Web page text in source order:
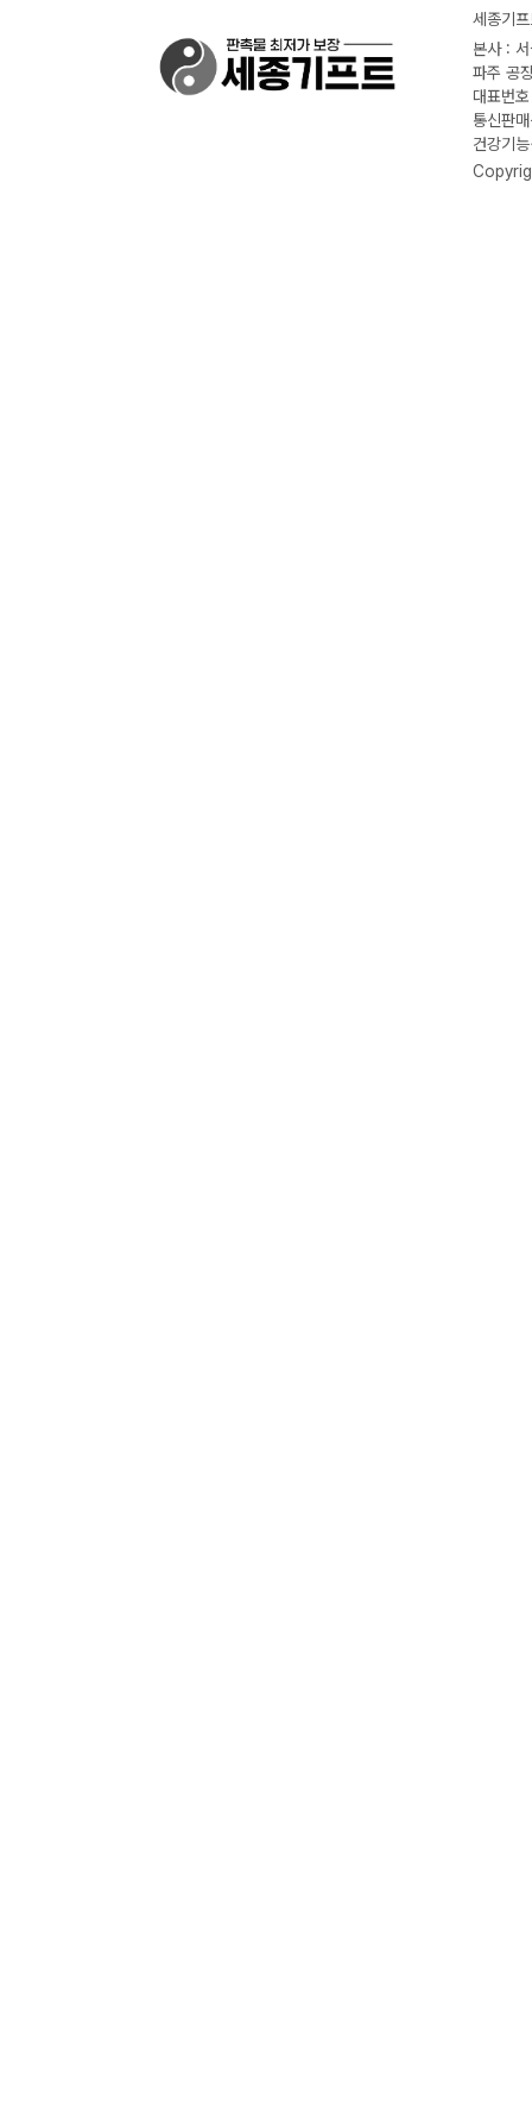
세종기
본사 :
파주 공
대표번
통신판
건강기